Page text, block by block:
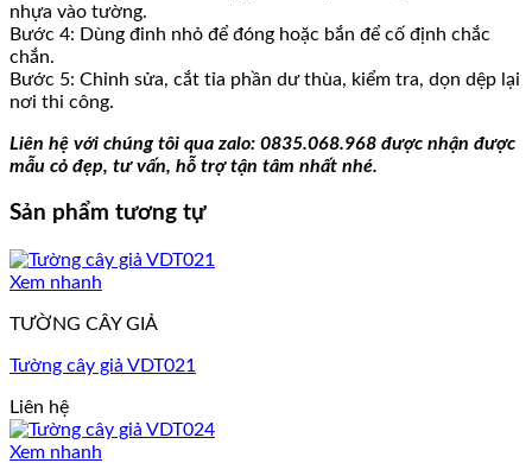
nhựa vào tường.
Bước 4: Dùng đinh nhỏ để đóng hoặc bắn để cố định chắc
chắn.
Bước 5: Chỉnh sửa, cắt tỉa phần dư thùa, kiểm tra, dọn dệp lại
nơi thi công.
Liên hệ với chúng tôi qua zalo: 0835.068.968 được nhận được
mẫu cỏ đẹp, tư vấn, hỗ trợ tận tâm nhất nhé.
Sản phẩm tương tự
Xem nhanh
TƯỜNG CÂY GIẢ
Tường cây giả VDT021
Liên hệ
Xem nhanh